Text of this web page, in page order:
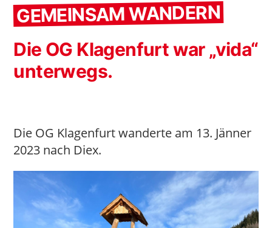
GEMEINSAM WANDERN
Die OG Klagenfurt war „vida“
unterwegs.
Die OG Klagenfurt wanderte am 13. Jänner
2023 nach Diex.